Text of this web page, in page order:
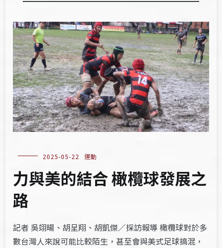
2025-05-22 運動
力與美的結合 橄欖球發展之
路
記者 吳翊暘、胡呈翔、胡凱傑／採訪報導 橄欖球對於多
數台灣人來說可能比較陌生，甚至會與美式足球搞混，